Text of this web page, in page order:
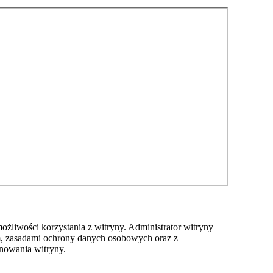
korzystania z witryny. Administrator witryny
ochrony danych osobowych oraz z
witryny.